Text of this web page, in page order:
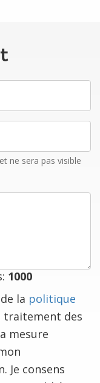
ne sera pas visible
1000
la politique
traitement des
mesure
Je consens